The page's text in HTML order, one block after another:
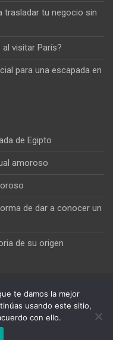
trasladar tu negocio sin
visitar París?
para una escapada en
de Egipto
amoroso
de dar a conocer un
de su origen
Independiente
gracias a:
te damos la mejor
usando este sitio,
con ello.